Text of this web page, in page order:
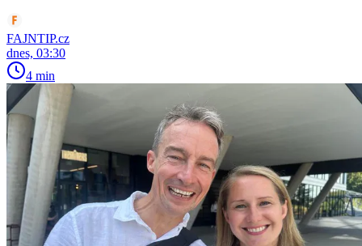
FAJNTIP.cz
dnes, 03:30
4 min